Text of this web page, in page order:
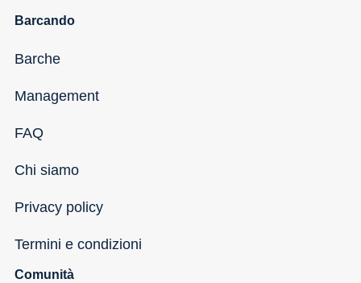
Barcando
Barche
Management
FAQ
Chi siamo
Privacy policy
Termini e condizioni
Comunità